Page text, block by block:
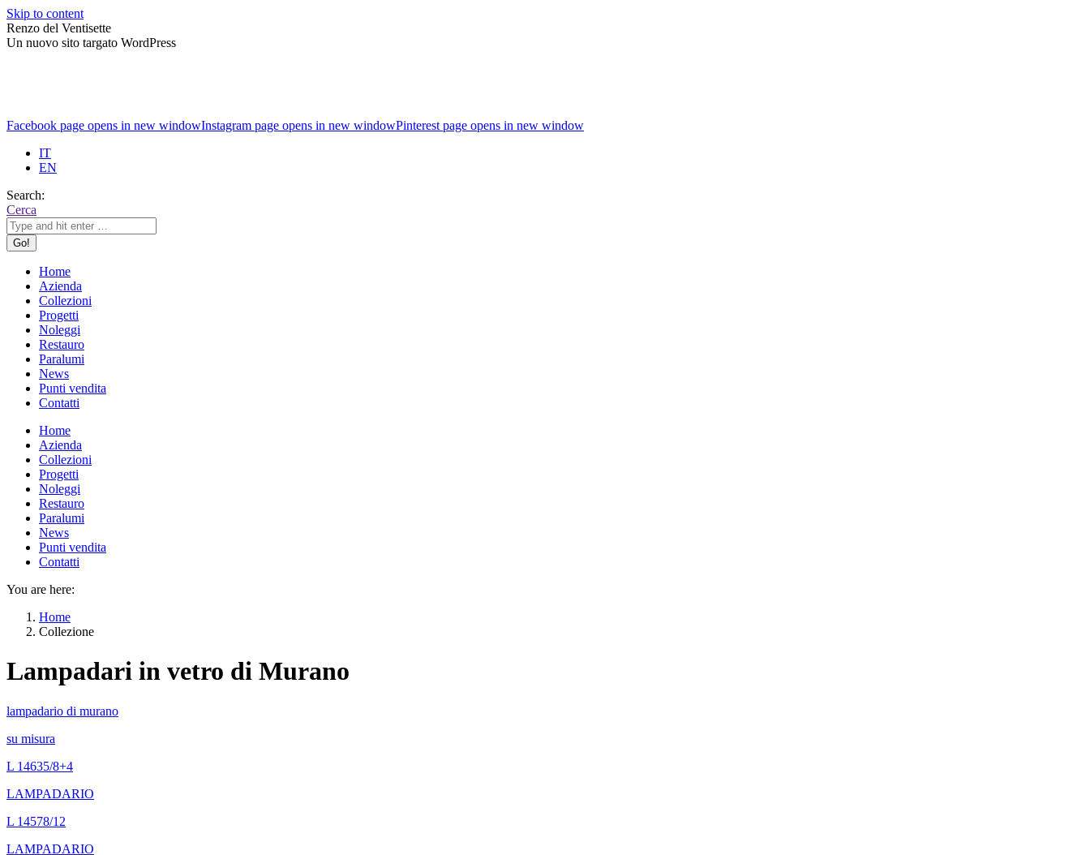
Skip to content
Renzo del Ventisette
Un nuovo sito targato WordPress
Facebook page opens in new windowInstagram page opens in new windowPinterest page opens in new window
IT
EN
Search:
Cerca
Home
Azienda
Collezioni
Progetti
Noleggi
Restauro
Paralumi
News
Punti vendita
Contatti
Home
Azienda
Collezioni
Progetti
Noleggi
Restauro
Paralumi
News
Punti vendita
Contatti
You are here:
Home
Collezione
Lampadari in vetro di Murano